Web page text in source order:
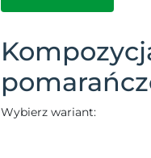
Wybierz wariant: